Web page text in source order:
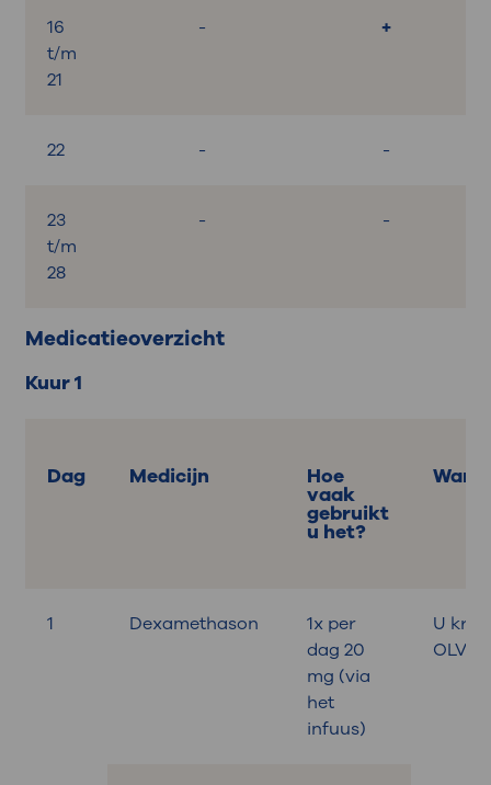
16
t/m
21
- +
22 - -
23
t/m
28
- -
Medicatieoverzicht
Kuur 1
Dag Medicijn Hoe
vaak
gebruikt
u het?
1 Dexamethason
1x per
dag 20
mg (via
het
infuus)
U
OLVG